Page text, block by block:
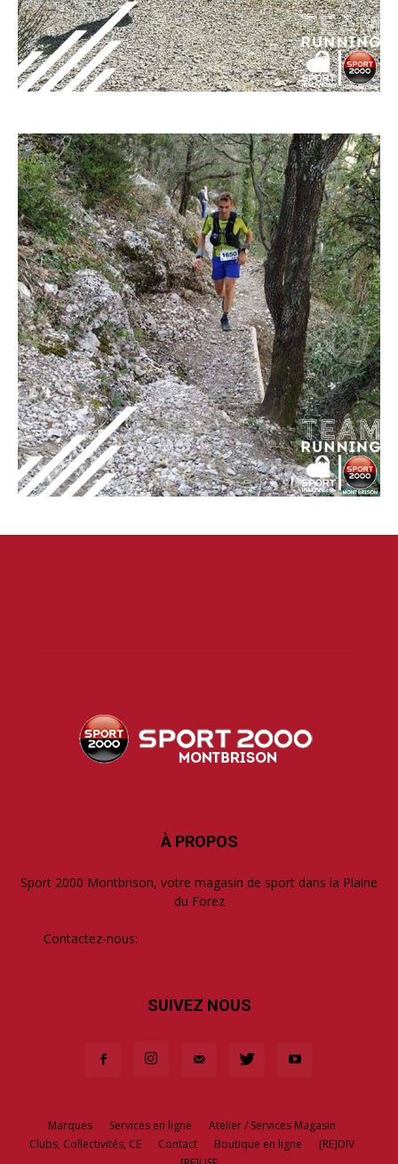
À PROPOS
Sport 2000 Montbrison, votre magasin de sport dans la Plaine
du Forez
Contactez-nous:
SUIVEZ NOUS
Marques Services en ligne
Atelier / Services Magasin
Clubs, Collectivités, CE
Contact Boutique en ligne
[RE]DIV